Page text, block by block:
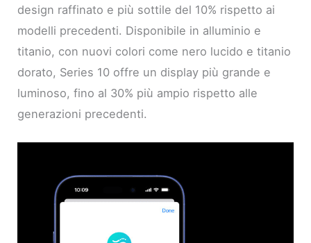
design raffinato e più sottile del 10% rispetto ai
modelli precedenti. Disponibile in alluminio e
titanio, con nuovi colori come nero lucido e titanio
dorato, Series 10 offre un display più grande e
luminoso, fino al 30% più ampio rispetto alle
generazioni precedenti.